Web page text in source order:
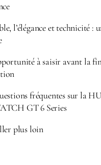
l’élégance et technicité :
à saisir avant la
fréquentes sur la
GT 6 Series
plus loin